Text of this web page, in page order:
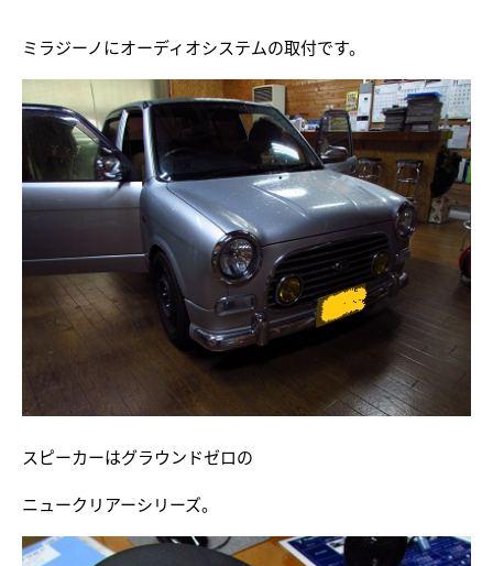
ミラジーノにオーディオシステムの取付です。
スピーカーはグラウンドゼロの
ニュークリアーシリーズ。